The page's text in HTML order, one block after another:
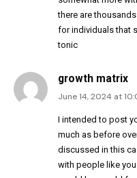
there are
for individuals that
tonic
growth matrix
June 14, 2024 at
I intended to post
much as before
discussed in this
with people like